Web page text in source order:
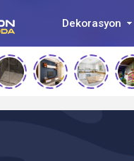
Dekorasyon